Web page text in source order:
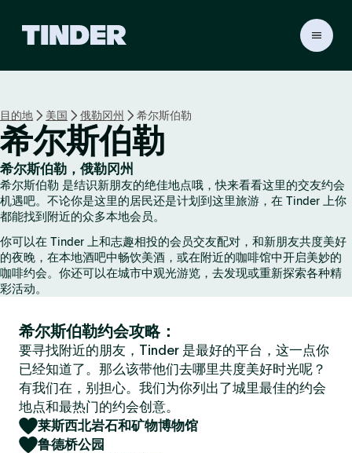
r
首
页
目的地 美国 俄勒冈州 希尔斯伯勒
希尔斯伯勒
希尔斯伯勒，俄勒冈州
希尔斯伯勒 是结识新朋友的绝佳地点哦，快来看看这里的交友约会
机遇吧。不论你是这里的居民还是计划到这里旅游，在 Tinder 上你
都能找到附近的众多本地会员。
你可以在 Tinder 上和志趣相投的会员交友配对，和新朋友共度美好
的夜晚，在本地酒吧中畅饮美酒，或在附近的咖啡馆中开启美妙的
咖啡约会。你还可以在城市中观光游览，去发现或重新探索各种精
彩活动。
希尔斯伯勒约会攻略：
要寻找附近的朋友，Tinder 是最好的平台，这一点你
已经知道了。那么该带他们去哪里共度美好时光呢？
有我们在，别担心。我们为你列出了城里最佳的约会
地点和最热门的约会创意。
莱斯西北岩石和矿物博物馆
鲁德桥公园